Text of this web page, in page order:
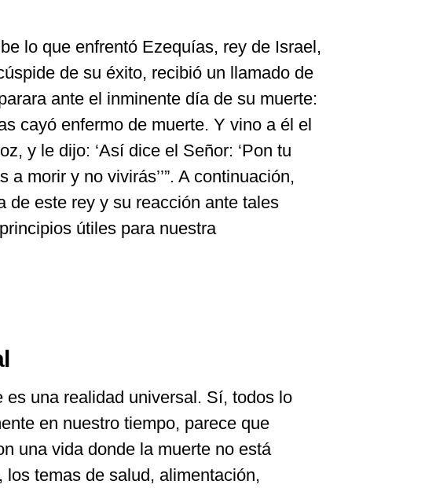
lo que enfrentó Ezequías, rey de Israel,
de su éxito, recibió un llamado de
ante el inminente día de su muerte:
cayó enfermo de muerte. Y vino a él el
y le dijo: ‘Así dice el Señor: ‘Pon tu
morir y no vivirás’’”. A continuación,
de este rey y su reacción ante tales
útiles para nuestra
es una realidad universal. Sí, todos lo
en nuestro tiempo, parece que
una vida donde la muerte no está
los temas de salud, alimentación,